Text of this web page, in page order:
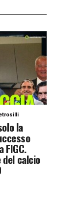
la
FIGC.
del calcio